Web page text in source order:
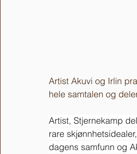
Artist Akuvi og Irlin
hele samtalen og
Artist, Stjernekamp
rare
dagens samfunn og